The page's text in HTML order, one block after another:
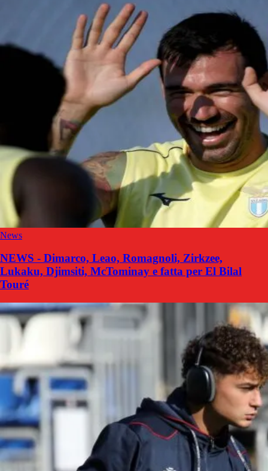
News
NEWS - Dimarco, Leao, Romagnoli, Zirkzee,
Lukaku, Djimsiti, McTominay e fatta per El Bilal
Touré